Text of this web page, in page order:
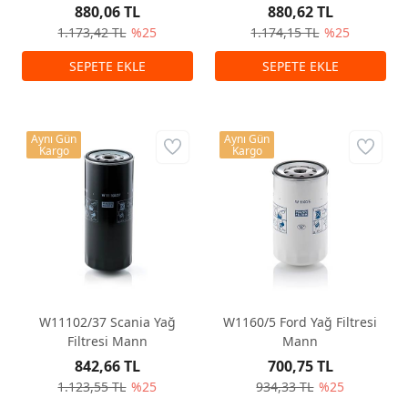
1.173,42 TL %25
880,06 TL
1.174,15 TL %25
880,62 TL
W11102/37 Scania Yağ
Filtresi Mann
1.123,55 TL %25
842,66 TL
Aynı Gün
Kargo
W1160/5 Ford Yağ Filtresi
Mann
934,33 TL %25
700,75 TL
Aynı Gün
Kargo